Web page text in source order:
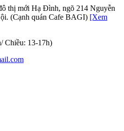
thị mới Hạ Đình, ngõ 214 Nguyễn
(Cạnh quán Cafe BAGI) [Xem
Chiều: 13-17h)